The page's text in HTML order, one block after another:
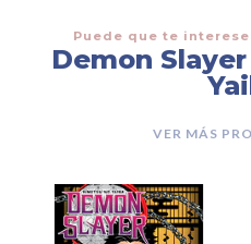
Puede que te
Demon
VER MÁS